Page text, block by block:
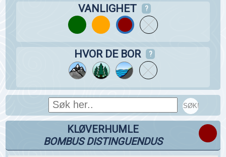
VANLIGHET ?
HVOR DE BOR ?
SØK!
KLØVERHUMLE
BOMBUS DISTINGUENDUS